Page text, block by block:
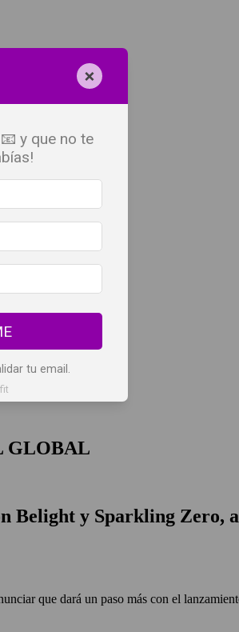
PANORAMAS
GLOBAL
Belight y Sparkling Zero,
que dará un paso más con el
×
y que no te
tu email.